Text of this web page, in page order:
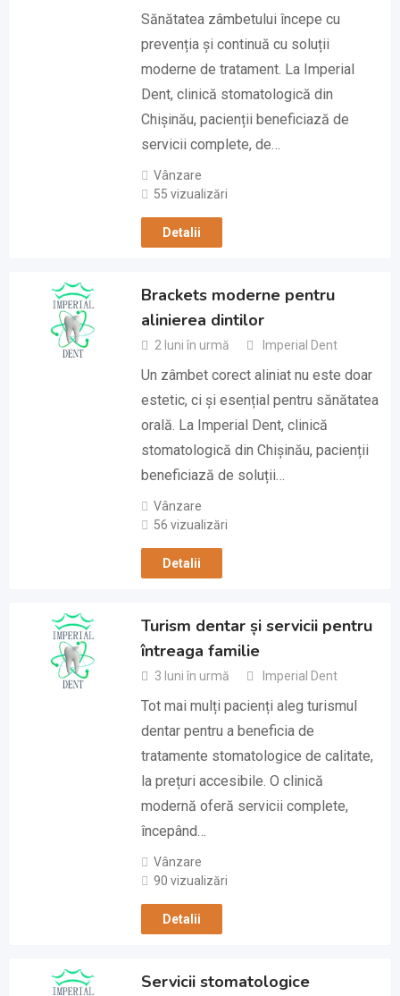
Sănătatea zâmbetului începe cu
prevenția și continuă cu soluții
moderne de tratament. La Imperial
Dent, clinică stomatologică din
Chișinău, pacienții beneficiază de
servicii complete, de…
Vânzare
55 vizualizări
Detalii
Brackets moderne pentru
alinierea dintilor
2 luni în urmă Imperial Dent
Un zâmbet corect aliniat nu este doar
estetic, ci și esențial pentru sănătatea
orală. La Imperial Dent, clinică
stomatologică din Chișinău, pacienții
beneficiază de soluții…
Vânzare
56 vizualizări
Detalii
Turism dentar și servicii pentru
întreaga familie
3 luni în urmă Imperial Dent
Tot mai mulți pacienți aleg turismul
dentar pentru a beneficia de
tratamente stomatologice de calitate,
la prețuri accesibile. O clinică
modernă oferă servicii complete,
începând…
Vânzare
90 vizualizări
Detalii
Servicii stomatologice